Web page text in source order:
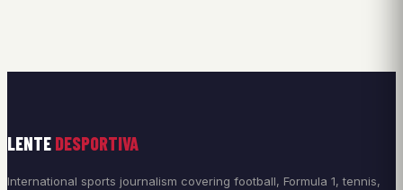
LENTE DESPORTIVA
International sports journalism covering football, Formula 1, tennis,